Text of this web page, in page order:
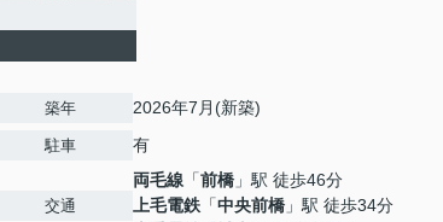
築年 2026年7月(新築)
駐車 有
交通
両毛線 「前橋 」駅 徒歩46分
上毛電鉄 「中央前橋 」駅 徒歩34分